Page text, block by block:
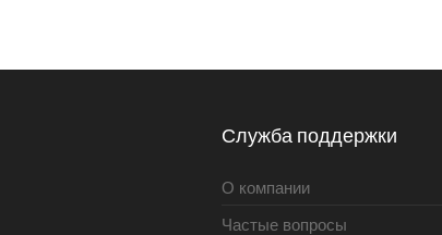
Служба поддержки
О компании
Частые вопросы